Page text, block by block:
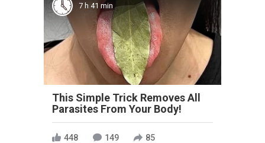
7 h 41 min
This Simple Trick Removes All
Parasites From Your Body!
448 149 85